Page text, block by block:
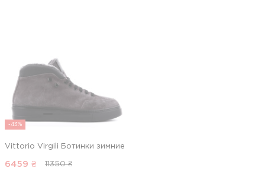
-43%
Vittorio Virgili Ботинки зимние
6459 ₴ 11350 ₴